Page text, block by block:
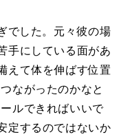
でした。元々彼の場
手にしている面があ
えて体を伸ばす位置
ながったのかなと
ルできればいいで
定するのではないか